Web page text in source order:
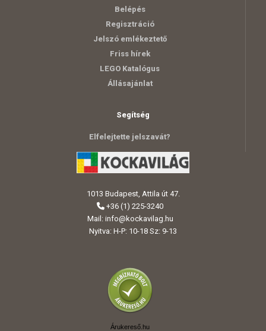
Belépés
Regisztráció
Jelszó emlékeztető
Friss hírek
LEGO Katalógus
Állásajánlat
Segítség
Elfelejtette jelszavát?
1013 Budapest, Attila út 47.
+36 (1) 225-3240
Mail: info@kockavilag.hu
Nyitva: H-P: 10-18 Sz: 9-13
Árukereső.hu